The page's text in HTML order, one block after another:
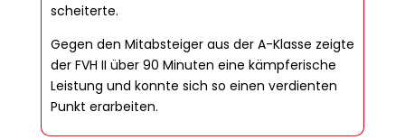
scheiterte.
Gegen den Mitabsteiger aus der A-Klasse zeigte
der FVH II über 90 Minuten eine kämpferische
Leistung und konnte sich so einen verdienten
Punkt erarbeiten.